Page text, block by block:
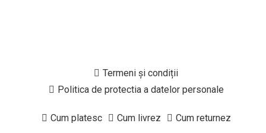
Termeni și condiții
Politica de protectia a datelor personale
Cum platesc Cum livrez Cum returnez